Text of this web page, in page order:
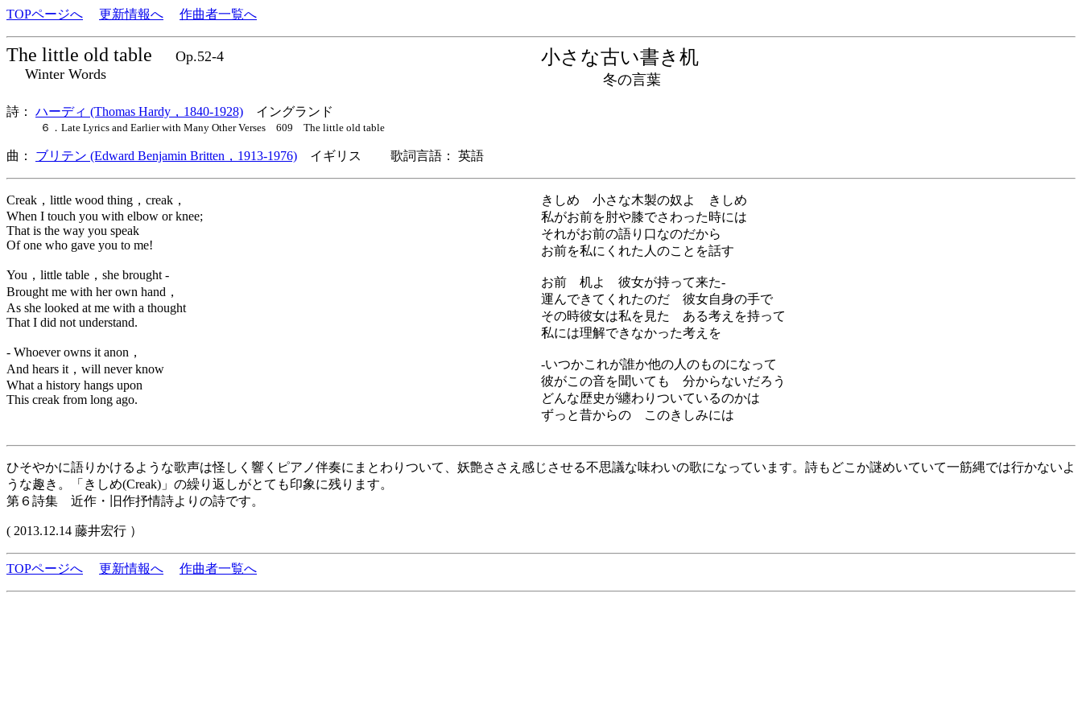
TOPページへ 更新情報へ 作曲者一覧へ
The little old table
Op.52-4
Winter Words
小さな古い書き机
冬の言葉
詩： ハーディ (Thomas Hardy，1840-1928) イングランド
６．Late Lyrics and Earlier with Many Other Verses 609 The little old table
曲： ブリテン (Edward Benjamin Britten，1913-1976) イギリス 歌詞言語： 英語
Creak，little wood thing，creak，
When I touch you with elbow or knee;
That is the way you speak
Of one who gave you to me!
You，little table，she brought -
Brought me with her own hand，
As she looked at me with a thought
That I did not understand.
- Whoever owns it anon，
And hears it，will never know
What a history hangs upon
This creak from long ago.
きしめ 小さな木製の奴よ きしめ
私がお前を肘や膝でさわった時には
それがお前の語り口なのだから
お前を私にくれた人のことを話す
お前 机よ 彼女が持って来た-
運んできてくれたのだ 彼女自身の手で
その時彼女は私を見た ある考えを持って
私には理解できなかった考えを
-いつかこれが誰か他の人のものになって
彼がこの音を聞いても 分からないだろう
どんな歴史が纏わりついているのかは
ずっと昔からの このきしみには
ひそやかに語りかけるような歌声は怪しく響くピアノ伴奏にまとわりついて、妖艶ささえ感じさせる不思議な味わいの歌になっています。詩もどこか謎めいていて一筋縄では行かないよ
うな趣き。「きしめ(Creak)」の繰り返しがとても印象に残ります。
第６詩集 近作・旧作抒情詩よりの詩です。
( 2013.12.14 藤井宏行 ）
TOPページへ 更新情報へ 作曲者一覧へ